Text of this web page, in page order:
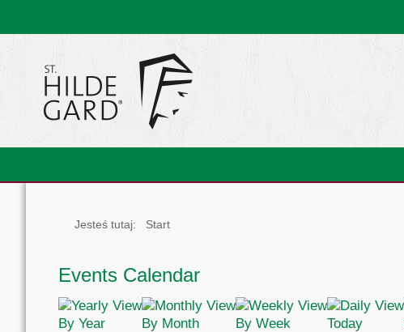
Jesteś tutaj: Start
Events Calendar
By Year By Month By Week Today